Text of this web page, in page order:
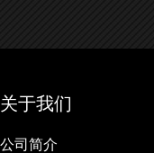
关于我们
公司简介